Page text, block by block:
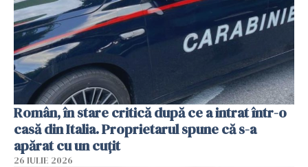
Român, în stare critică după ce a intrat într-o
casă din Italia. Proprietarul spune că s-a
apărat cu un cuțit
26 IULIE 2026